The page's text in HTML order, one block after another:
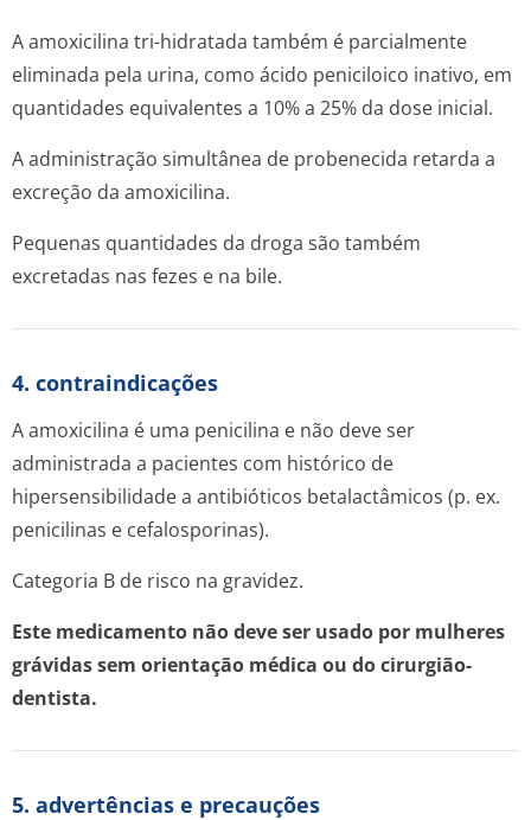
A amoxicilina tri-hidratada também é parcialmente
eliminada pela urina, como ácido peniciloico inativo, em
quantidades equivalentes a 10% a 25% da dose inicial.
A administração simultânea de probenecida retarda a
excreção da amoxicilina.
Pequenas quantidades da droga são também
excretadas nas fezes e na bile.
4. contraindicações
A amoxicilina é uma penicilina e não deve ser
administrada a pacientes com histórico de
hipersensibilidade a antibióticos betalactâmicos (p. ex.
penicilinas e cefalosporinas).
Categoria B de risco na gravidez.
Este medicamento não deve ser usado por mulheres
grávidas sem orientação médica ou do cirurgião-
dentista.
5. advertências e precauções